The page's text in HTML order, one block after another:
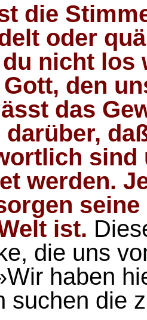
die
oder
nicht los
den
das
darüber,
sind
werden.
ist.
die uns
haben
suchen die